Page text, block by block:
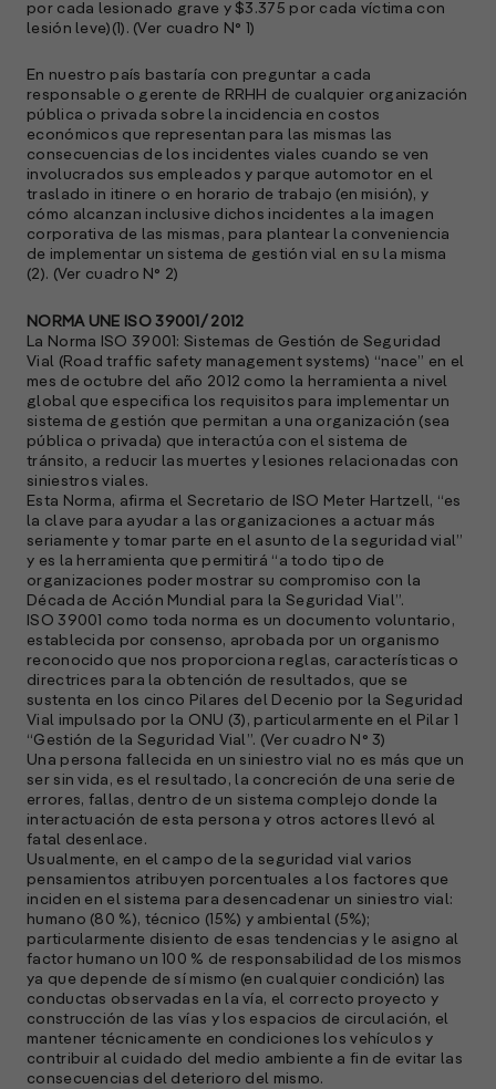
por cada lesionado grave y $3.375 por cada víctima con
lesión leve)(1). (Ver cuadro N° 1)
En nuestro país bastaría con preguntar a cada
responsable o gerente de RRHH de cualquier organización
pública o privada sobre la incidencia en costos
económicos que representan para las mismas las
consecuencias de los incidentes viales cuando se ven
involucrados sus empleados y parque automotor en el
traslado in itinere o en horario de trabajo (en misión), y
cómo alcanzan inclusive dichos incidentes a la imagen
corporativa de las mismas, para plantear la conveniencia
de implementar un sistema de gestión vial en su la misma
(2). (Ver cuadro N° 2)
NORMA UNE ISO 39001/ 2012
La Norma ISO 39001: Sistemas de Gestión de Seguridad
Vial (Road traffic safety management systems) “nace” en el
mes de octubre del año 2012 como la herramienta a nivel
global que especifica los requisitos para implementar un
sistema de gestión que permitan a una organización (sea
pública o privada) que interactúa con el sistema de
tránsito, a reducir las muertes y lesiones relacionadas con
siniestros viales.
Esta Norma, afirma el Secretario de ISO Meter Hartzell, “es
la clave para ayudar a las organizaciones a actuar más
seriamente y tomar parte en el asunto de la seguridad vial”
y es la herramienta que permitirá “a todo tipo de
organizaciones poder mostrar su compromiso con la
Década de Acción Mundial para la Seguridad Vial”.
ISO 39001 como toda norma es un documento voluntario,
establecida por consenso, aprobada por un organismo
reconocido que nos proporciona reglas, características o
directrices para la obtención de resultados, que se
sustenta en los cinco Pilares del Decenio por la Seguridad
Vial impulsado por la ONU (3), particularmente en el Pilar 1
“Gestión de la Seguridad Vial”. (Ver cuadro N° 3)
Una persona fallecida en un siniestro vial no es más que un
ser sin vida, es el resultado, la concreción de una serie de
errores, fallas, dentro de un sistema complejo donde la
interactuación de esta persona y otros actores llevó al
fatal desenlace.
Usualmente, en el campo de la seguridad vial varios
pensamientos atribuyen porcentuales a los factores que
inciden en el sistema para desencadenar un siniestro vial:
humano (80 %), técnico (15%) y ambiental (5%);
particularmente disiento de esas tendencias y le asigno al
factor humano un 100 % de responsabilidad de los mismos
ya que depende de sí mismo (en cualquier condición) las
conductas observadas en la vía, el correcto proyecto y
construcción de las vías y los espacios de circulación, el
mantener técnicamente en condiciones los vehículos y
contribuir al cuidado del medio ambiente a fin de evitar las
consecuencias del deterioro del mismo.